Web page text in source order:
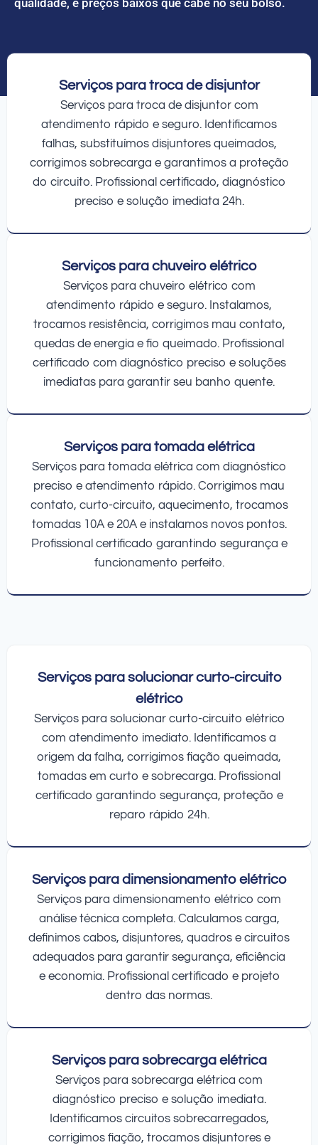
Serviços para troca de disjuntor
Serviços para troca de disjuntor com
atendimento rápido e seguro. Identificamos
falhas, substituímos disjuntores queimados,
corrigimos sobrecarga e garantimos a proteção
do circuito. Profissional certificado, diagnóstico
preciso e solução imediata 24h.
Serviços para chuveiro elétrico
Serviços para chuveiro elétrico com
atendimento rápido e seguro. Instalamos,
trocamos resistência, corrigimos mau contato,
quedas de energia e fio queimado. Profissional
certificado com diagnóstico preciso e soluções
imediatas para garantir seu banho quente.
Serviços para tomada elétrica
Serviços para tomada elétrica com diagnóstico
preciso e atendimento rápido. Corrigimos mau
contato, curto-circuito, aquecimento, trocamos
tomadas 10A e 20A e instalamos novos pontos.
Profissional certificado garantindo segurança e
funcionamento perfeito.
Serviços para solucionar curto-circuito
elétrico
Serviços para solucionar curto-circuito elétrico
com atendimento imediato. Identificamos a
origem da falha, corrigimos fiação queimada,
tomadas em curto e sobrecarga. Profissional
certificado garantindo segurança, proteção e
reparo rápido 24h.
Serviços para dimensionamento elétrico
Serviços para dimensionamento elétrico com
análise técnica completa. Calculamos carga,
definimos cabos, disjuntores, quadros e circuitos
adequados para garantir segurança, eficiência
e economia. Profissional certificado e projeto
dentro das normas.
Serviços para sobrecarga elétrica
Serviços para sobrecarga elétrica com
diagnóstico preciso e solução imediata.
Identificamos circuitos sobrecarregados,
corrigimos fiação, trocamos disjuntores e